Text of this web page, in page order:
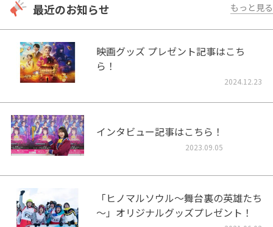
最近のお知らせ もっと見る
映画グッズ プレゼント記事はこち
ら！
2024.12.23
インタビュー記事はこちら！
2023.09.05
「ヒノマルソウル～舞台裏の英雄たち
～」オリジナルグッズプレゼント！